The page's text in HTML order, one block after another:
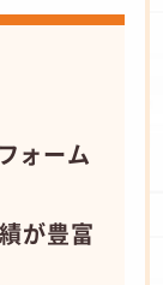
ォーム
が豊富